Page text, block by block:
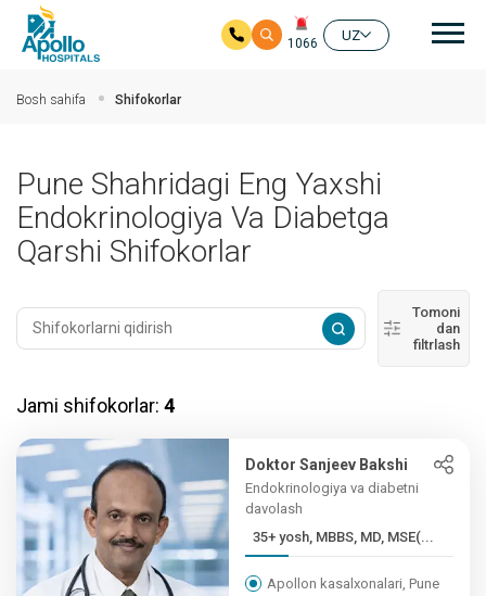
1066
UZ
Bosh sahifa Shifokorlar
Pune Shahridagi Eng Yaxshi
Endokrinologiya Va Diabetga
Qarshi Shifokorlar
Tomoni
dan
filtrlash
Jami shifokorlar: 4
Doktor Sanjeev Bakshi
Endokrinologiya va diabetni
davolash
35+ yosh, MBBS, MD, MSE(...
Apollon kasalxonalari, Pune